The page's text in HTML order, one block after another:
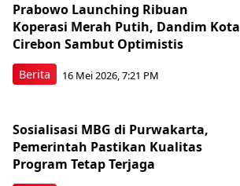
Berita
Prabowo Launching Ribuan
Koperasi Merah Putih, Dandim Kota
Cirebon Sambut Optimistis
16 Mei 2026, 7:21 PM
Sosialisasi MBG di Purwakarta,
Pemerintah Pastikan Kualitas
Program Tetap Terjaga